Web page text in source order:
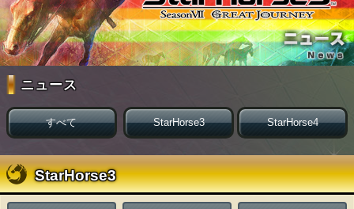
ニュース
すべて StarHorse3 StarHorse4
StarHorse3